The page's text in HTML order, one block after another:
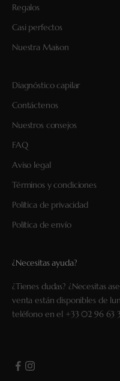
Regalos
Casi perfectos
Nuestra Maison
Diagnóstico capilar
Contáctenos
Nuestros consejos
FAQ
Aviso legal
Términos y condiciones
Política de privacidad
Política de envío
¿Necesitas ayuda?
¿Tienes dudas? ¿Necesitas
venta están disponibles de
teléfono en el +33 02 96 63